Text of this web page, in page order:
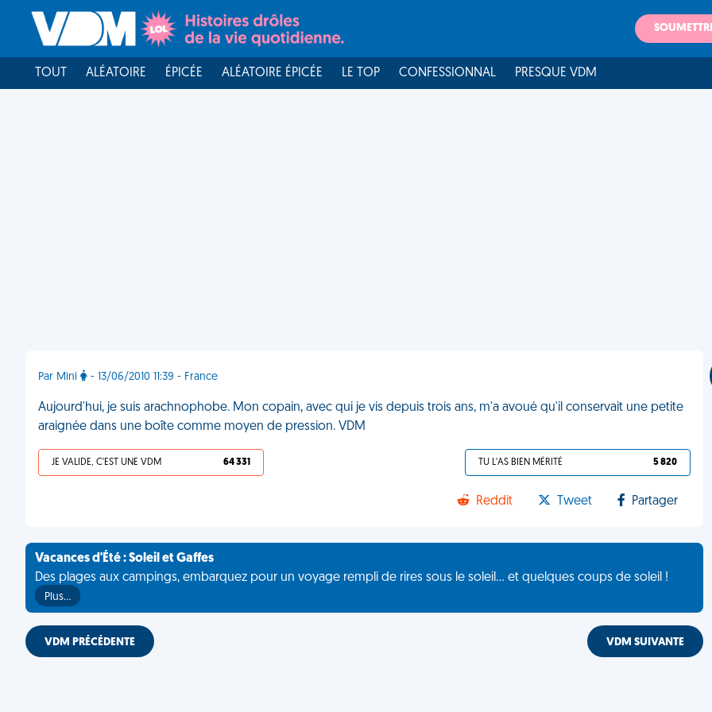
TOUT ALÉATOIRE ÉPICÉE ALÉATOIRE ÉPICÉE LE TOP CONFESSIONNAL PRESQUE VDM
Par Mini - 13/06/2010 11:39 - France
Aujourd'hui, je suis arachnophobe. Mon copain, avec qui je vis depuis trois ans, m'a avoué qu'il conservait une petite
araignée dans une boîte comme moyen de pression. VDM
JE VALIDE, C'EST UNE VDM 64 331 TU L'AS BIEN MÉRITÉ 5 820
Reddit Tweet Partager
Vacances d'Été : Soleil et Gaffes
Des plages aux campings, embarquez pour un voyage rempli de rires sous le soleil... et quelques coups de soleil !
Plus…
VDM PRÉCÉDENTE VDM SUIVANTE